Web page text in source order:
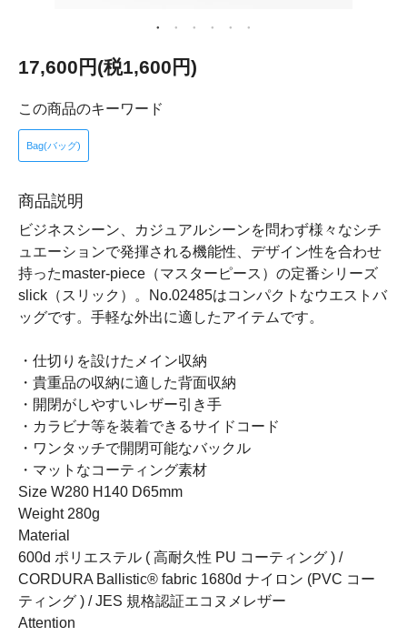
17,600円(税1,600円)
この商品のキーワード
Bag(バッグ)
商品説明
ビジネスシーン、カジュアルシーンを問わず様々なシチ
ュエーションで発揮される機能性、デザイン性を合わせ
持ったmaster-piece（マスターピース）の定番シリーズ
slick（スリック）。No.02485はコンパクトなウエストバ
ッグです。手軽な外出に適したアイテムです。
・仕切りを設けたメイン収納
・貴重品の収納に適した背面収納
・開閉がしやすいレザー引き手
・カラビナ等を装着できるサイドコード
・ワンタッチで開閉可能なバックル
・マットなコーティング素材
Size W280 H140 D65mm
Weight 280g
Material
600d ポリエステル ( 高耐久性 PU コーティング ) /
CORDURA Ballistic® fabric 1680d ナイロン (PVC コー
ティング ) / JES 規格認証エコヌメレザー
Attention